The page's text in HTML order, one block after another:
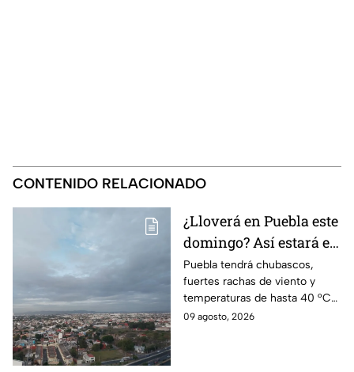
CONTENIDO RELACIONADO
¿Lloverá en Puebla este
domingo? Así estará el
clima HOY 9 de agosto
Puebla tendrá chubascos,
fuertes rachas de viento y
temperaturas de hasta 40 °C
en el suroeste durante este
09 agosto, 2026